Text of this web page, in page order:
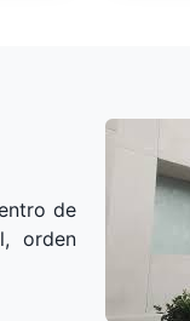
de
orden